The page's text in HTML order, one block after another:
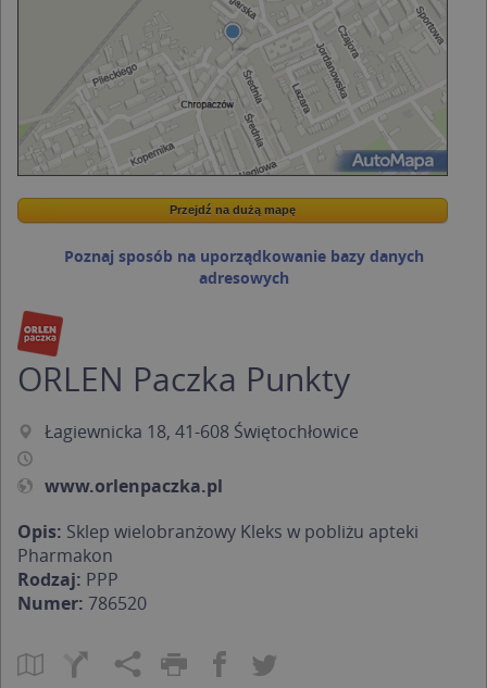
Wstaw tę mapkę na swoją stronę
Przejdź na dużą mapę
Przejdź na dużą mapę
Poznaj sposób na uporządkowanie bazy danych
adresowych
ORLEN Paczka Punkty
Łagiewnicka 18, 41-608 Świętochłowice
www.orlenpaczka.pl
Opis: Sklep wielobranżowy Kleks w pobliżu apteki
Pharmakon
Rodzaj: PPP
Numer: 786520